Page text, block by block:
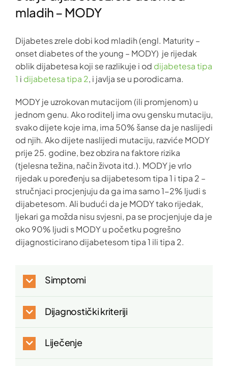
mladih – MODY
Dijabetes zrele dobi kod mladih (engl. Maturity –
onset diabetes of the young – MODY) je rijedak
oblik dijabetesa koji se razlikuje i od dijabetesa tipa
1 i dijabetesa tipa 2, i javlja se u porodicama.
MODY je uzrokovan mutacijom (ili promjenom) u
jednom genu. Ako roditelj ima ovu gensku mutaciju,
svako dijete koje ima, ima 50% šanse da je naslijedi
od njih. Ako dijete naslijedi mutaciju, razviće MODY
prije 25. godine, bez obzira na faktore rizika
(tjelesna težina, način života itd.). MODY je vrlo
rijedak u poređenju sa dijabetesom tipa 1 i tipa 2 –
stručnjaci procjenjuju da ga ima samo 1-2% ljudi s
dijabetesom. Ali budući da je MODY tako rijedak,
ljekari ga možda nisu svjesni, pa se procjenjuje da je
oko 90% ljudi s MODY u početku pogrešno
dijagnosticirano dijabetesom tipa 1 ili tipa 2.
Simptomi
Dijagnostički kriteriji
Liječenje